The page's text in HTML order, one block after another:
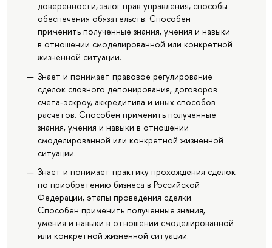
доверенности, залог прав управления, способы
обеспечения обязательств. Способен
применить полученные знания, умения и навыки
в отношении смоделированной или конкретной
жизненной ситуации.
Знает и понимает правовое регулирование
сделок словного депонирования, договоров
счета-эскроу, аккредитива и иных способов
расчетов. Способен применить полученные
знания, умения и навыки в отношении
смоделированной или конкретной жизненной
ситуации.
Знает и понимает практику прохождения сделок
по приобретению бизнеса в Российской
Федерации, этапы проведения сделки.
Способен применить полученные знания,
умения и навыки в отношении смоделированной
или конкретной жизненной ситуации.